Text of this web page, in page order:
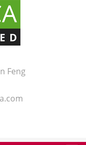
Feng